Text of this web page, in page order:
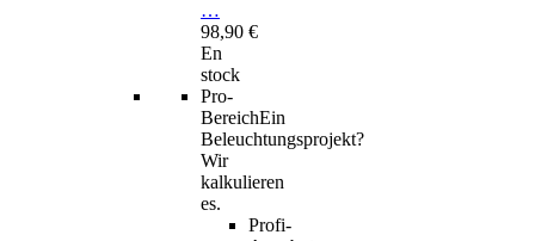
…
98,90 €
En
stock
Pro-
BereichEin
Beleuchtungsprojekt?
Wir
kalkulieren
es.
Profi-